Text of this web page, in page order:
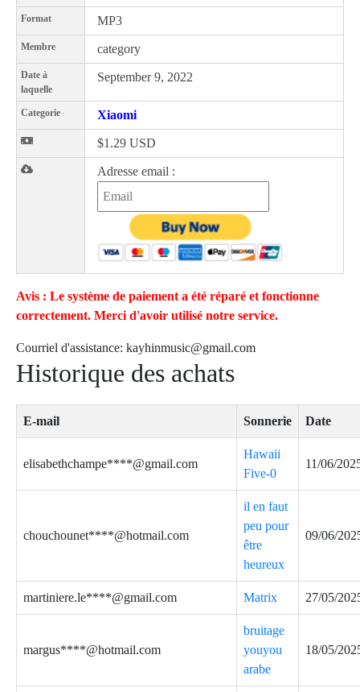
Format MP3
Membre category
Date à
laquelle
September 9, 2022
Categorie Xiaomi
$1.29 USD
Adresse email :
Avis : Le système de paiement a été réparé et fonctionne
correctement. Merci d'avoir utilisé notre service.
Courriel d'assistance: kayhinmusic@gmail.com
Historique des achats
E-mail Sonnerie Date
elisabethchampe****@gmail.com
Hawaii
Five-0
11/06/
chouchounet****@hotmail.com
il en faut
peu pour
être
heureux
09/06/
martiniere.le****@gmail.com Matrix 27/05/
margus****@hotmail.com
bruitage
youyou
arabe
18/05/